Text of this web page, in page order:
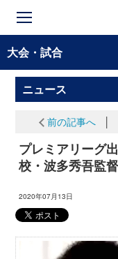
大会・試合
ニュース
前の記事へ
プレミアリーグ
校・波多秀吾監
2020年07月13日